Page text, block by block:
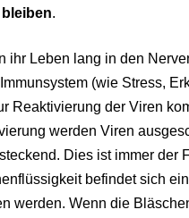
.
ihr Leben lang in den
(wie Stress,
Reaktivierung der Viren
werden Viren
Dies ist immer der
befindet sich
werden. Wenn die